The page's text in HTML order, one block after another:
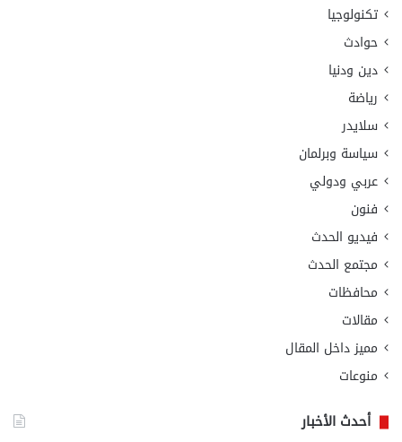
تكنولوجيا
حوادث
دين ودنيا
رياضة
سلايدر
سياسة وبرلمان
عربي ودولي
فنون
فيديو الحدث
مجتمع الحدث
محافظات
مقالات
مميز داخل المقال
منوعات
أحدث الأخبار